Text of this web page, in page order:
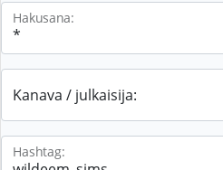
Hakusana:
Kanava / julkaisija:
Hashtag: